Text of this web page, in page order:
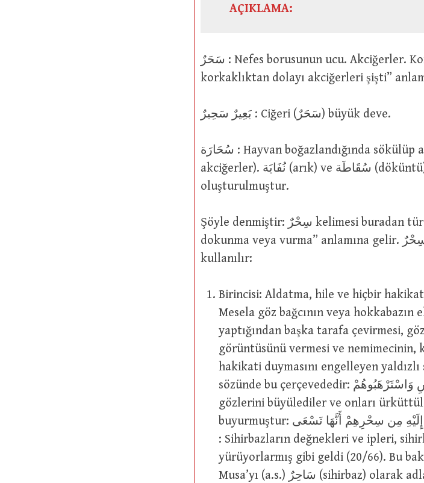
AÇIKLAMA:
سَحَرٌ : Nefes borusunun ucu. Akciğerler. Korkak biriyle ilgili “utangaçlıktan ve
بَعِيرٌ سَحِيرٌ : Ciğeri (سَحَرٌ) büyük deve.
سُحَارَة : Hayvan boğazlandığında sökülüp atılan سَحَرٌ (nefes borusunun ucu,
akciğerler). نُفَايَة (arık) ve سُقَاطَة (döküntü) kelimeleri ile aynı yapıda
oluşturulmuştur.
Şöyle denmiştir: سِحْرٌ kelimesi buradan türetilmiştir ki temelde “سَحَرٌ’e
dokunma veya vurma” anlamına gelir. سِحْرٌ kelimesi çeşitli anlamlarda
kullanılır:
Birincisi: Aldatma, hile ve hiçbir
Mesela göz bağcının veya
yaptığından başka tarafa çevirmesi,
görüntüsünü vermesi ve nemimecinin,
hakikati duymasını engelleyen
sözünde bu çerçevededir: سَحَرُوا أَعْيُنَ النَّاسِ وَاسْتَرْهَبُوهُمْ : İnsanların
gözlerini büyülediler ve onları
buyurmuştur: فَإِذَا حِبَالُهُمْ وَعِصِيُّهُمْ يُخَيَّلُ إِلَيْهِ مِن سِحْرِهِمْ أَنَّهَا تَسْعَى
: Sihirbazların değnekleri ve ipleri,
yürüyorlarmış gibi geldi (20/66). Bu
Musa’yı (a.s.) سَاحِرٌ (sihirbaz) olarak adlandırıp şöyle demişlerdir: وَقَالُوا يَا